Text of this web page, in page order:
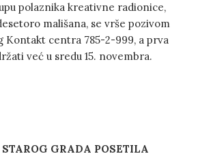
polaznika kreativne radionice,
mališana, se vrše pozivom
Kontakt centra 785-2-999, a prva
već u sredu 15. novembra.
GRADA POSETILA